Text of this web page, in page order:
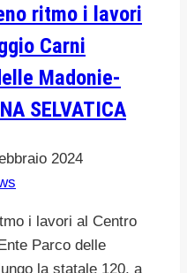
ritmo i lavori
Carni
Madonie-
SELVATICA
2024
i lavori al Centro
Parco delle
la statale 120, a